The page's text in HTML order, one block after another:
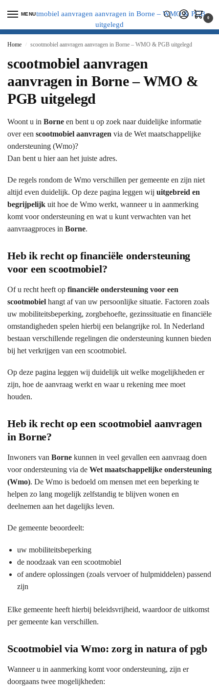
MENU
0
Home / scootmobiel aanvragen aanvragen in Borne – WMO & PGB uitgelegd
scootmobiel aanvragen
aanvragen in Borne – WMO &
PGB uitgelegd
Woont u in Borne en bent u op zoek naar duidelijke informatie
over een scootmobiel aanvragen via de Wet maatschappelijke
ondersteuning (Wmo)?
Dan bent u hier aan het juiste adres.
De regels rondom de Wmo verschillen per gemeente en zijn niet
altijd even duidelijk. Op deze pagina leggen wij uitgebreid en
begrijpelijk uit hoe de Wmo werkt, wanneer u in aanmerking
komt voor ondersteuning en wat u kunt verwachten van het
aanvraagproces in Borne.
Heb ik recht op financiële ondersteuning
voor een scootmobiel?
Of u recht heeft op financiële ondersteuning voor een
scootmobiel hangt af van uw persoonlijke situatie. Factoren zoals
uw mobiliteitsbeperking, zorgbehoefte, gezinssituatie en financiële
omstandigheden spelen hierbij een belangrijke rol. In Nederland
bestaan verschillende regelingen die ondersteuning kunnen bieden
bij het verkrijgen van een scootmobiel.
Op deze pagina leggen wij duidelijk uit welke mogelijkheden er
zijn, hoe de aanvraag werkt en waar u rekening mee moet
houden.
Heb ik recht op een scootmobiel aanvragen
in Borne?
Inwoners van Borne kunnen in veel gevallen een aanvraag doen
voor ondersteuning via de Wet maatschappelijke ondersteuning
(Wmo). De Wmo is bedoeld om mensen met een beperking te
helpen zo lang mogelijk zelfstandig te blijven wonen en
deelnemen aan het dagelijks leven.
De gemeente beoordeelt:
uw mobiliteitsbeperking
de noodzaak van een scootmobiel
of andere oplossingen (zoals vervoer of hulpmiddelen) passend
zijn
Elke gemeente heeft hierbij beleidsvrijheid, waardoor de uitkomst
per gemeente kan verschillen.
Scootmobiel via Wmo: zorg in natura of pgb
Wanneer u in aanmerking komt voor ondersteuning, zijn er
doorgaans twee mogelijkheden: